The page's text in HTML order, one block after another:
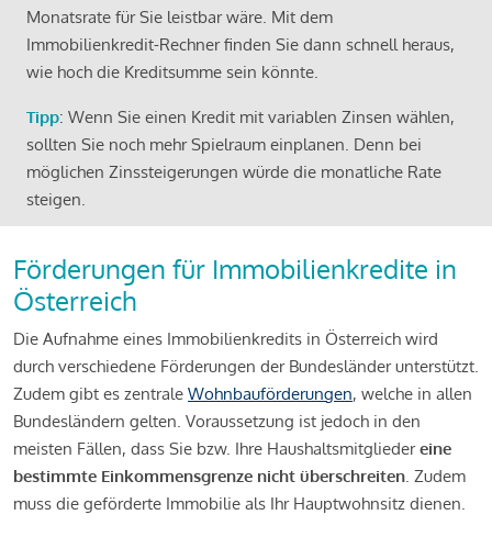
Monatsrate für Sie leistbar wäre. Mit dem
Immobilienkredit-Rechner finden Sie dann schnell heraus,
wie hoch die Kreditsumme sein könnte.
Tipp: Wenn Sie einen Kredit mit variablen Zinsen wählen,
sollten Sie noch mehr Spielraum einplanen. Denn bei
möglichen Zinssteigerungen würde die monatliche Rate
steigen.
Förderungen für Immobilienkredite in
Österreich
Die Aufnahme eines Immobilienkredits in Österreich wird
durch verschiedene Förderungen der Bundesländer unterstützt.
Zudem gibt es zentrale Wohnbauförderungen, welche in allen
Bundesländern gelten. Voraussetzung ist jedoch in den
meisten Fällen, dass Sie bzw. Ihre Haushaltsmitgliedereine
bestimmte Einkommensgrenze nicht überschreiten. Zudem
muss die geförderte Immobilie als Ihr Hauptwohnsitz dienen.